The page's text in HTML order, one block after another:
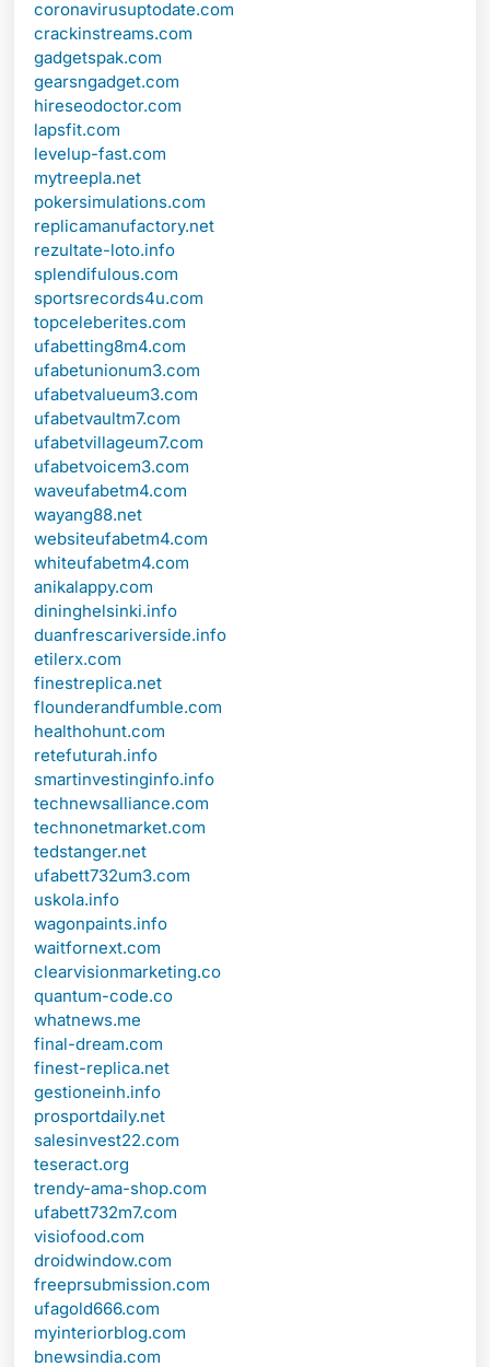
coronavirusuptodate.com
crackinstreams.com
gadgetspak.com
gearsngadget.com
hireseodoctor.com
lapsfit.com
levelup-fast.com
mytreepla.net
pokersimulations.com
replicamanufactory.net
rezultate-loto.info
splendifulous.com
sportsrecords4u.com
topceleberites.com
ufabetting8m4.com
ufabetunionum3.com
ufabetvalueum3.com
ufabetvaultm7.com
ufabetvillageum7.com
ufabetvoicem3.com
waveufabetm4.com
wayang88.net
websiteufabetm4.com
whiteufabetm4.com
anikalappy.com
dininghelsinki.info
duanfrescariverside.info
etilerx.com
finestreplica.net
flounderandfumble.com
healthohunt.com
retefuturah.info
smartinvestinginfo.info
technewsalliance.com
technonetmarket.com
tedstanger.net
ufabett732um3.com
uskola.info
wagonpaints.info
waitfornext.com
clearvisionmarketing.co
quantum-code.co
whatnews.me
final-dream.com
finest-replica.net
gestioneinh.info
prosportdaily.net
salesinvest22.com
teseract.org
trendy-ama-shop.com
ufabett732m7.com
visiofood.com
droidwindow.com
freeprsubmission.com
ufagold666.com
myinteriorblog.com
bnewsindia.com